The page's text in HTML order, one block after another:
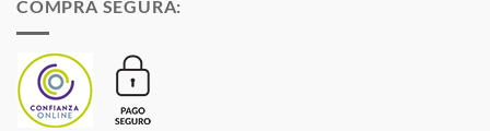
COMPRA SEGURA: